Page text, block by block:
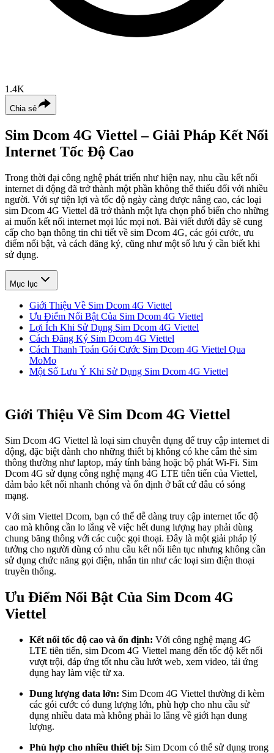
1.4K
Chia sẻ
Sim Dcom 4G Viettel – Giải Pháp Kết Nối
Internet Tốc Độ Cao
Trong thời đại công nghệ phát triển như hiện nay, nhu cầu kết nối
internet di động đã trở thành một phần không thể thiếu đối với nhiều
người. Với sự tiện lợi và tốc độ ngày càng được nâng cao, các loại
sim Dcom 4G Viettel đã trở thành một lựa chọn phổ biến cho những
ai muốn kết nối internet mọi lúc mọi nơi. Bài viết dưới đây sẽ cung
cấp cho bạn thông tin chi tiết về sim Dcom 4G, các gói cước, ưu
điểm nổi bật, và cách đăng ký, cũng như một số lưu ý cần biết khi
sử dụng.
Mục lục
Giới Thiệu Về Sim Dcom 4G Viettel
Ưu Điểm Nổi Bật Của Sim Dcom 4G Viettel
Lợi Ích Khi Sử Dụng Sim Dcom 4G Viettel
Cách Đăng Ký Sim Dcom 4G Viettel
Cách Thanh Toán Gói Cước Sim Dcom 4G Viettel Qua
MoMo
Một Số Lưu Ý Khi Sử Dụng Sim Dcom 4G Viettel
Giới Thiệu Về Sim Dcom 4G Viettel
Sim Dcom 4G Viettel là loại sim chuyên dụng để truy cập internet di
động, đặc biệt dành cho những thiết bị không có khe cắm thẻ sim
thông thường như laptop, máy tính bảng hoặc bộ phát Wi-Fi. Sim
Dcom 4G sử dụng công nghệ mạng 4G LTE tiên tiến của Viettel,
đảm bảo kết nối nhanh chóng và ổn định ở bất cứ đâu có sóng
mạng.
Với sim Viettel Dcom, bạn có thể dễ dàng truy cập internet tốc độ
cao mà không cần lo lắng về việc hết dung lượng hay phải dùng
chung băng thông với các cuộc gọi thoại. Đây là một giải pháp lý
tưởng cho người dùng có nhu cầu kết nối liên tục nhưng không cần
sử dụng chức năng gọi điện, nhắn tin như các loại sim điện thoại
truyền thống.
Ưu Điểm Nổi Bật Của Sim Dcom 4G
Viettel
Kết nối tốc độ cao và ổn định: Với công nghệ mạng 4G
LTE tiên tiến, sim Dcom 4G Viettel mang đến tốc độ kết nối
vượt trội, đáp ứng tốt nhu cầu lướt web, xem video, tải ứng
dụng hay làm việc từ xa.
Dung lượng data lớn: Sim Dcom 4G Viettel thường đi kèm
các gói cước có dung lượng lớn, phù hợp cho nhu cầu sử
dụng nhiều data mà không phải lo lắng về giới hạn dung
lượng.
Phù hợp cho nhiều thiết bị: Sim Dcom có thể sử dụng trong